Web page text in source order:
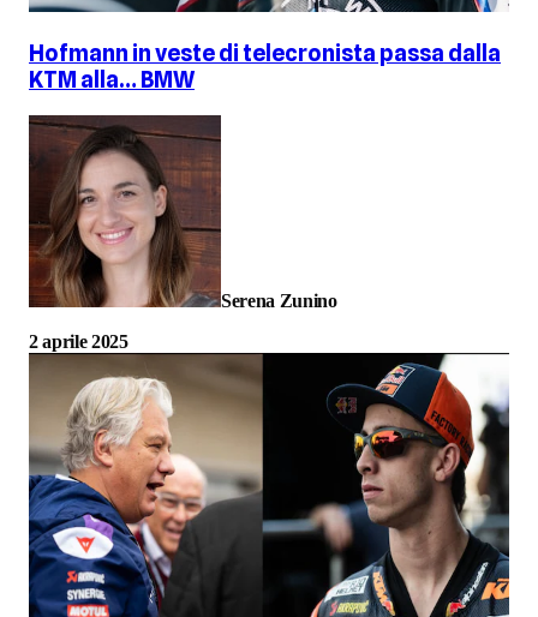
Hofmann in veste di telecronista passa dalla
KTM alla… BMW
Serena Zunino
2 aprile 2025